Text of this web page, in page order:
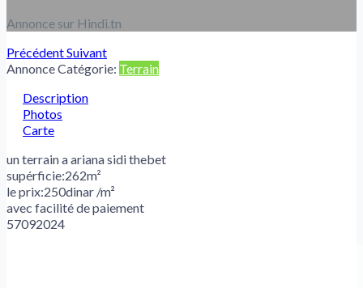
Annonce sur Hindi.tn
PrécédentSuivant
Annonce Catégorie: Terrain
Description
Photos
Carte
un terrain a ariana sidi thebet
supérficie:262m²
le prix:250dinar /m²
avec facilité de paiement
57092024